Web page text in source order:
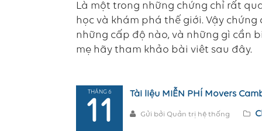
Là một trong những chứng chỉ rất
học và khám phá thế giới. Vậy
những cấp độ nào, và những gì cần
mẹ hãy tham khảo bài viêt sau đây.
THÁNG 6
11
Tài liệu MIỄN PHÍ Movers
Gửi bởi Quản trị hệ thống